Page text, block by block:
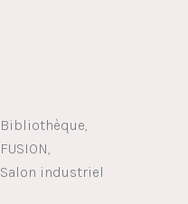
Bibliothèque
FUSION
Salon industriel